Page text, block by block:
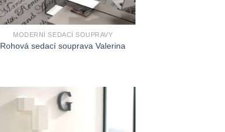
MODERNÍ SEDACÍ SOUPRAVY
Rohová sedací souprava Valerina